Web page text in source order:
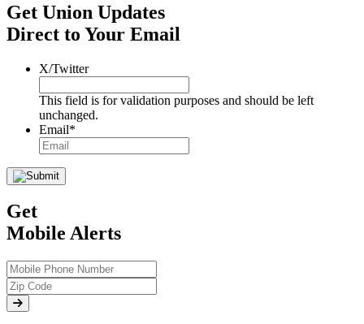
Get Union Updates
Direct to Your Email
X/Twitter
This field is for validation purposes and should be left
unchanged.
Email*
Get
Mobile Alerts